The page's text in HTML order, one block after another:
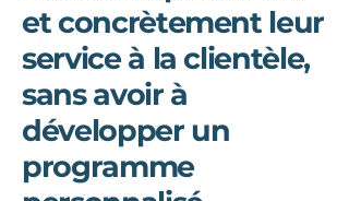
et concrètement leur
service à la clientèle,
sans avoir à
développer un
programme